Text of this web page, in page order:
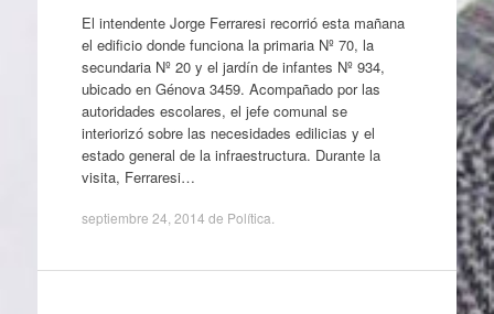
El intendente Jorge Ferraresi recorrió esta mañana
el edificio donde funciona la primaria Nº 70, la
secundaria Nº 20 y el jardín de infantes Nº 934,
ubicado en Génova 3459. Acompañado por las
autoridades escolares, el jefe comunal se
interiorizó sobre las necesidades edilicias y el
estado general de la infraestructura. Durante la
visita, Ferraresi…
septiembre 24, 2014 de Política